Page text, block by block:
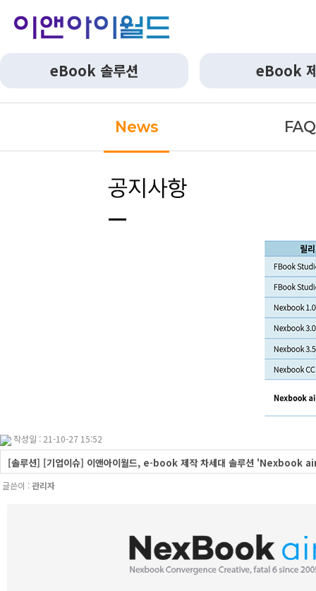
eBook 솔루션 eBook
News FAQ
작성일 : 21-10-27 15:52
[솔루션] [기업이슈] 이앤아이월드, e-book 제작 차세대 솔루션 'Nexbook
글쓴이 :관리자